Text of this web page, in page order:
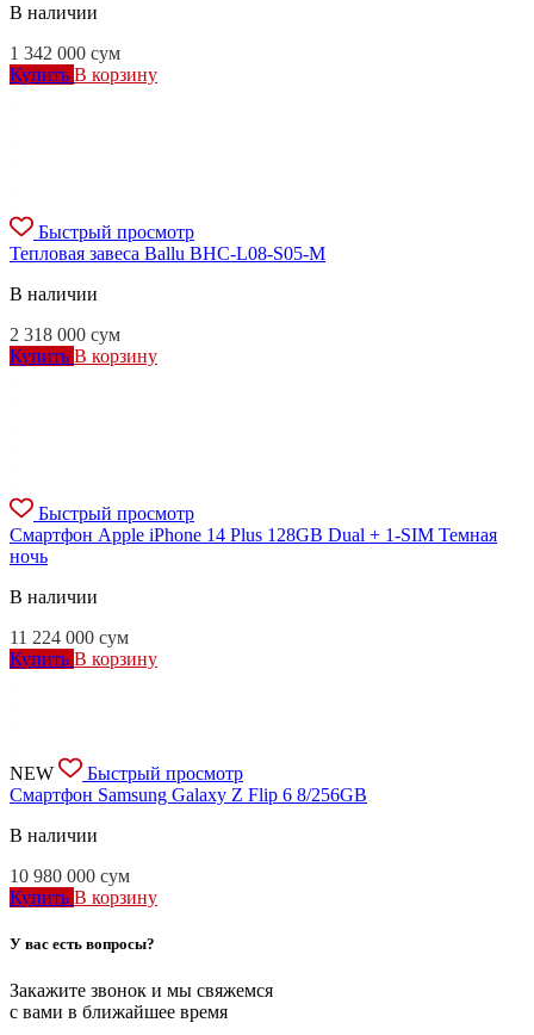
В наличии
1 342 000 сум
Купить В корзину
Быстрый просмотр
Тепловая завеса Ballu BHC-L08-S05-М
В наличии
2 318 000 сум
Купить В корзину
Быстрый просмотр
Смартфон Apple iPhone 14 Plus 128GB Dual + 1-SIM Темная
ночь
В наличии
11 224 000 сум
Купить В корзину
NEW
Быстрый просмотр
Смартфон Samsung Galaxy Z Flip 6 8/256GB
В наличии
10 980 000 сум
Купить В корзину
У вас есть вопросы?
Закажите звонок и мы свяжемся
с вами в ближайшее время